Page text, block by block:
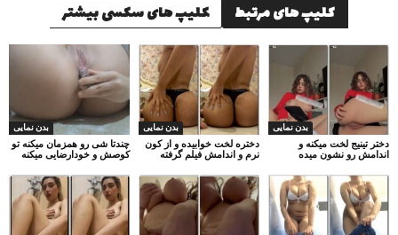
کلیپ های مرتبط کلیپ های سکسی بیشتر
بدن نمایی
چندتا شی رو همزمان میکنه تو
کوصش و خودارضایی میکنه
بدن نمایی
دختره لخت خوابیده و از کون
نرم و اندامش فیلم گرفته
بدن نمایی
دختر تینیج لخت میکنه و
اندامش رو نشون میده